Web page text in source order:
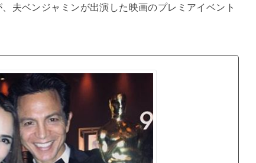
夫ベンジャミンが出演した映画のプレミアイベント